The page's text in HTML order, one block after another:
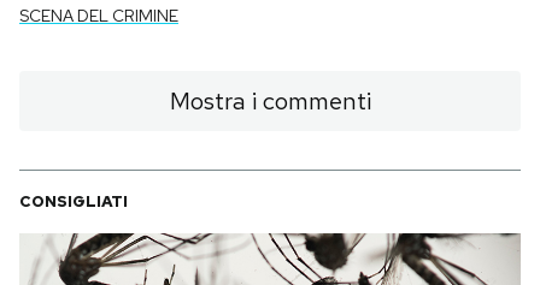
SCENA DEL CRIMINE
Mostra i commenti
CONSIGLIATI